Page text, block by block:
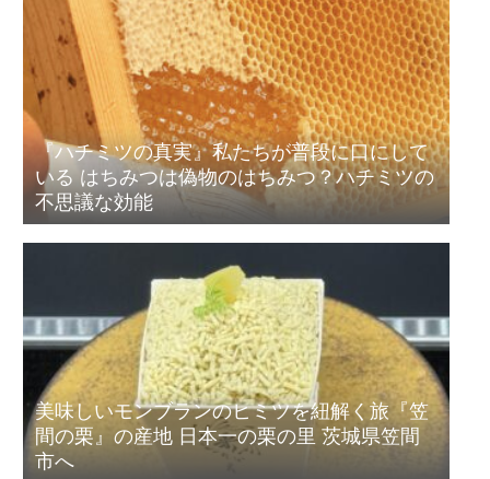
『ハチミツの真実』私たちが普段に口にして
いる はちみつは偽物のはちみつ？ハチミツの
不思議な効能
美味しいモンブランのヒミツを紐解く旅『笠
間の栗』の産地 日本一の栗の里 茨城県笠間
市へ